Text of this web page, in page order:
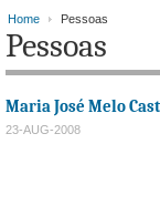
Home Pessoas
Pessoas
Maria José Melo
23-AUG-2008